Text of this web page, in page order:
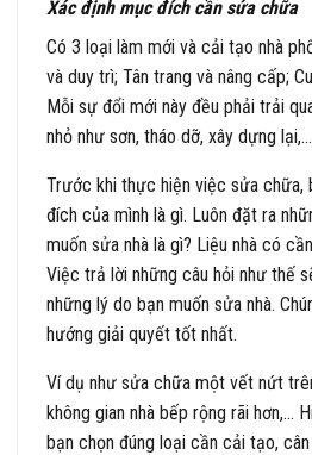
Xác định mục đích cần sửa chữa
Có 3 loại làm mới và cải tạo nhà
và duy trì; Tân trang và nâng cấp;
Mỗi sự đổi mới này đều phải trải
nhỏ như sơn, tháo dỡ, xây dựng lại,…
Trước khi thực hiện việc sửa chữa,
đích của mình là gì. Luôn đặt ra
muốn sửa nhà là gì? Liệu nhà có
Việc trả lời những câu hỏi như thế
những lý do bạn muốn sửa nhà.
hướng giải quyết tốt nhất.
Ví dụ như sửa chữa một vết nứt
không gian nhà bếp rộng rãi hơn,…
bạn chọn đúng loại cần cải tạo,